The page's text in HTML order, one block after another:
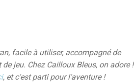
facile à utiliser, accompagné de
jeu. Chez Cailloux Bleus, on adore !
, et c’est parti pour l’aventure !